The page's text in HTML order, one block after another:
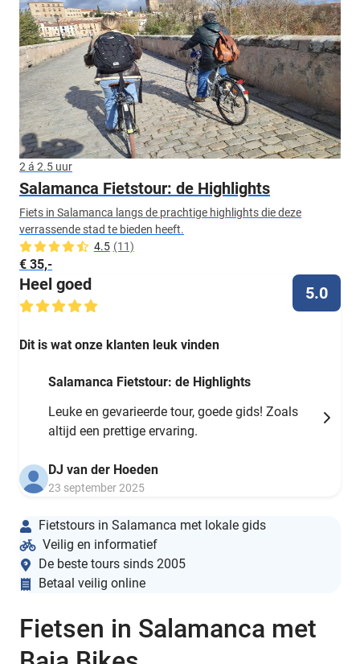
2 á 2.5 uur
Salamanca Fietstour: de Highlights
Fiets in Salamanca langs de prachtige highlights die deze
verrassende stad te bieden heeft.
4.5 (11)
€ 35,-
Heel goed 5.0
Dit is wat onze klanten leuk vinden
Salamanca Fietstour: de Highlights
Leuke en gevarieerde tour, goede gids! Zoals
altijd een prettige ervaring.
DJ van der Hoeden
23 september 2025
Fietstours in Salamanca met lokale gids
Veilig en informatief
De beste tours sinds 2005
Betaal veilig online
Fietsen in Salamanca met